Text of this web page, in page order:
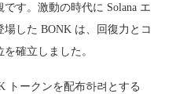
す。激動の時代に Solana エ
した BONK は、回復力とコ
確立しました。
トークンを配布하려とする